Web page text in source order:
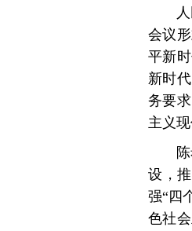
会议
平新
新时
务要
主义
设，
强“四
色社